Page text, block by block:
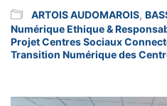
ARTOIS AUDOMAROIS,
Numérique Ethique &
Projet Centres Sociaux
Transition Numérique des